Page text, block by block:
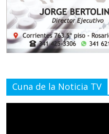
Cuna de la Noticia TV